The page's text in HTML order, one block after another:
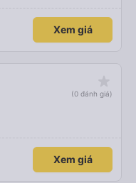
Xem giá
(0 đánh giá)
Xem giá